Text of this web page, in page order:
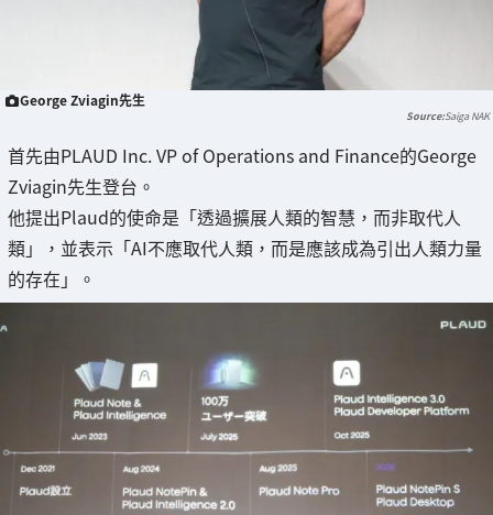
George Zviagin先生
Saiga NAK
首先由PLAUD Inc. VP of Operations and Finance的George
Zviagin先生登台。
他提出Plaud的使命是「透過擴展人類的智慧，而非取代人
類」，並表示「AI不應取代人類，而是應該成為引出人類力量
的存在」。